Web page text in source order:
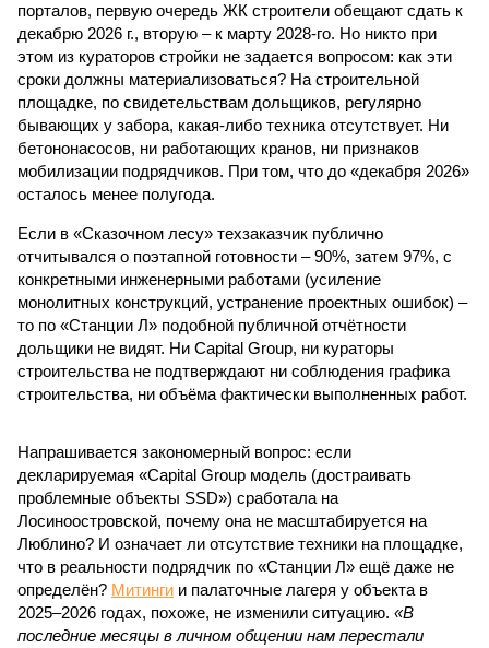
порталов, первую очередь ЖК строители обещают сдать к
декабрю 2026 г., вторую – к марту 2028-го. Но никто при
этом из кураторов стройки не задается вопросом: как эти
сроки должны материализоваться? На строительной
площадке, по свидетельствам дольщиков, регулярно
бывающих у забора, какая-либо техника отсутствует. Ни
бетононасосов, ни работающих кранов, ни признаков
мобилизации подрядчиков. При том, что до «декабря 2026»
осталось менее полугода.
Если в «Сказочном лесу» техзаказчик публично
отчитывался о поэтапной готовности – 90%, затем 97%, с
конкретными инженерными работами (усиление
монолитных конструкций, устранение проектных ошибок) –
то по «Станции Л» подобной публичной отчётности
дольщики не видят. Ни Capital Group, ни кураторы
строительства не подтверждают ни соблюдения графика
строительства, ни объёма фактически выполненных работ.
Напрашивается закономерный вопрос: если
декларируемая «Capital Group модель (достраивать
проблемные объекты SSD») сработала на
Лосиноостровской, почему она не масштабируется на
Люблино? И означает ли отсутствие техники на площадке,
что в реальности подрядчик по «Станции Л» ещё даже не
определён? Митинги и палаточные лагеря у объекта в
2025–2026 годах, похоже, не изменили ситуацию. «В
последние месяцы в личном общении нам перестали